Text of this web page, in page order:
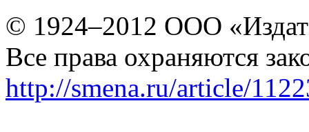
© 1924–2012 ООО
Все права охраняются
http://smena.ru/article/